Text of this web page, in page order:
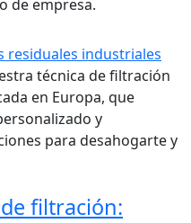
de empresa.
residuales industriales
técnica de filtración
en Europa, que
y
para desahogarte y
filtración: